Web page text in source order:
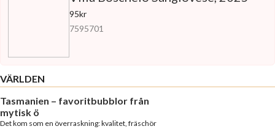
95kr
7595701
VÄRLDEN
Tasmanien – favoritbubblor från
mytisk ö
Det kom som en överraskning: kvalitet, fräschör